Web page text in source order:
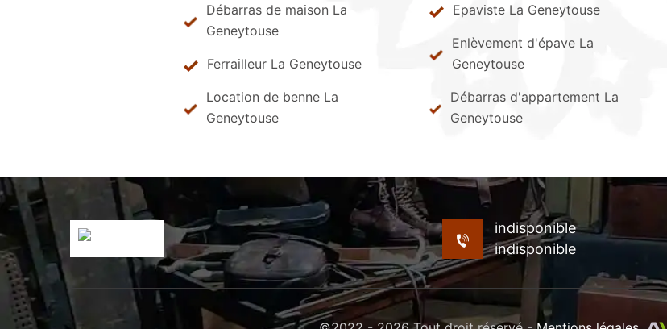
Débarras de maison La
Geneytouse
Ferrailleur La Geneytouse
Location de benne La
Geneytouse
Epaviste La Geneytouse
Enlèvement d'épave La
Geneytouse
Débarras d'appartement La
Geneytouse
indisponible
indisponible